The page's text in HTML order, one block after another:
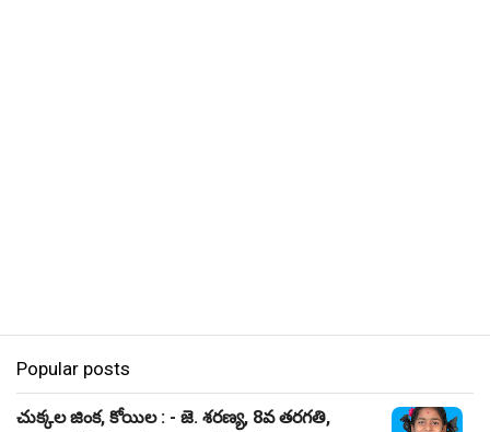
Popular posts
చుక్కల జింక, కోయిల : - జె. శరణ్య, 8వ తరగతి,